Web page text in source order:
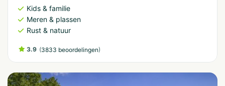
Kids & familie
Meren & plassen
Rust & natuur
3.9 (3833 beoordelingen)